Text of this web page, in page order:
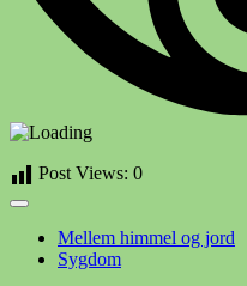
Post Views: 0
Mellem himmel og jord
Sygdom